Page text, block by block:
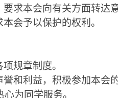
求本会向有关方面转达
会予以保护的权利。
规章制度。
和利益，积极参加本会
为同学服务。